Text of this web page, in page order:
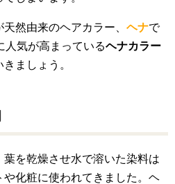
然由来のヘアカラー、 ヘナで
人気が高まっているヘナカラー
ましょう。
を乾燥させ水で溶いた染料は
化粧に使われてきました。ヘ